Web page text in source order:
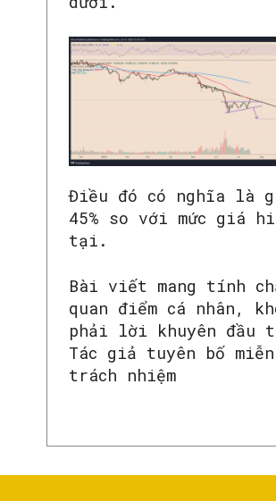
Điều đó có nghĩa là
45% so với mức giá
tại.
Bài viết mang tính
quan điểm cá nhân,
phải lời khuyên đầu
Tác giả tuyên bố
trách nhiệm